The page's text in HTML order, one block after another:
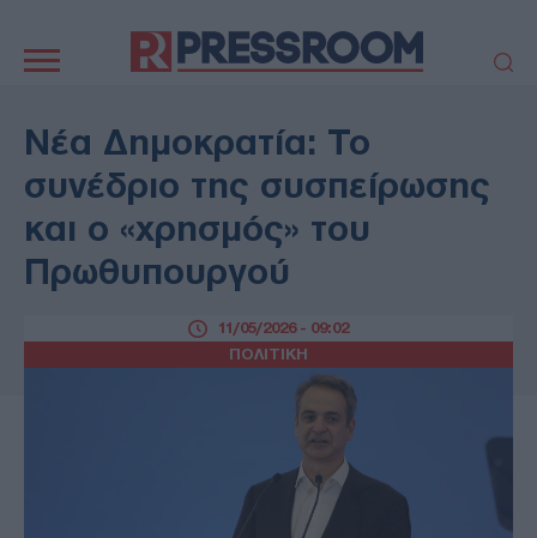
πλοήγηση
ΠΟΛΙΤΙΚΗ
ΤΟΥΡΚΙΑ
ΕΚΚΛΗΣΙΑ
ΑΜΥΝΑ
ΔΙΕΘΝΗ
ΚΥΠΡΟΣ
MEDIA
LIFESTYLE
AUTO - MOTO
ΓΑΣΤΡΟΝΟΜΙΑ
ΤΕΧΝΟΛΟΓΙΑ
ΖΩΔΙΑ
Νέα Δημοκρατία: Το
συνέδριο της συσπείρωσης
και ο «χρησμός» του
Πρωθυπουργού
ΠΟΛΙΤΙΚΗ
11/05/2026 - 09:02